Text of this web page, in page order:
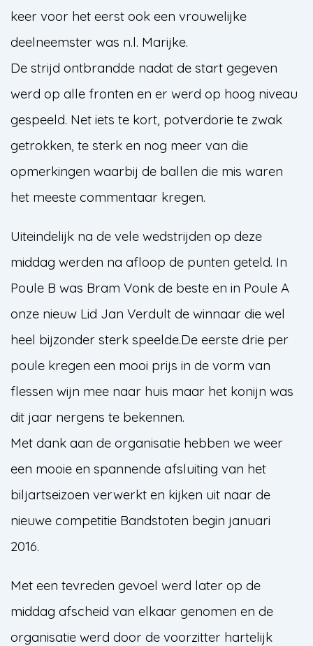
keer voor het eerst ook een vrouwelijke
deelneemster was n.l. Marijke.
De strijd ontbrandde nadat de start gegeven
werd op alle fronten en er werd op hoog niveau
gespeeld. Net iets te kort, potverdorie te zwak
getrokken, te sterk en nog meer van die
opmerkingen waarbij de ballen die mis waren
het meeste commentaar kregen.
Uiteindelijk na de vele wedstrijden op deze
middag werden na afloop de punten geteld. In
Poule B was Bram Vonk de beste en in Poule A
onze nieuw Lid Jan Verdult de winnaar die wel
heel bijzonder sterk speelde.De eerste drie per
poule kregen een mooi prijs in de vorm van
flessen wijn mee naar huis maar het konijn was
dit jaar nergens te bekennen.
Met dank aan de organisatie hebben we weer
een mooie en spannende afsluiting van het
biljartseizoen verwerkt en kijken uit naar de
nieuwe competitie Bandstoten begin januari
2016.
Met een tevreden gevoel werd later op de
middag afscheid van elkaar genomen en de
organisatie werd door de voorzitter hartelijk